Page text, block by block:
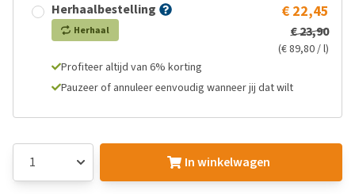
Herhaalbestelling
Herhaal
€ 22,45
€ 23,90
(€ 89,80 / l)
Profiteer altijd van 6% korting
Pauzeer of annuleer eenvoudig wanneer jij dat wilt
In winkelwagen